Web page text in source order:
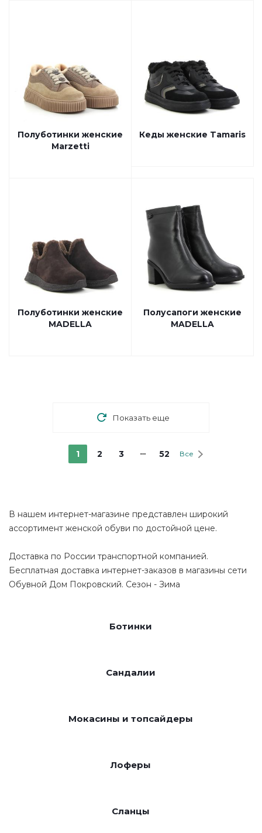
Полуботинки женские
Marzetti
Кеды женские Tamaris
Полуботинки женские
MADELLA
Полусапоги женские
MADELLA
Показать еще
1 2 3 52 Все
В нашем интернет-магазине представлен широкий
ассортимент женской обуви по достойной цене.
Доставка по России транспортной компанией.
Бесплатная доставка интернет-заказов в магазины сети
Обувной Дом Покровский. Сезон - Зима
Ботинки
Сандалии
Мокасины и топсайдеры
Лоферы
Сланцы